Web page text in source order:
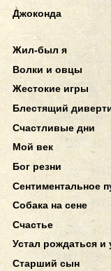
Джоконда
Жил-был я
Волки и овцы
Жестокие игры
Блестящий
Счастливые дни
Мой век
Бог резни
Сентиментальное
Собака на сене
Счастье
Устал рождаться и
Старший сын